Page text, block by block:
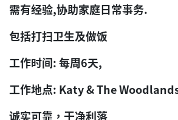
需有经验,协助家庭日常事务.
包括打扫卫生及做饭
工作时间: 每周6天,
工作地点: Katy & The
诚实可靠，干净利落